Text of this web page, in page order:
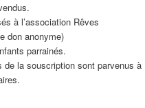
à l’association Rêves
don anonyme)
parrainés.
de la souscription sont parvenus à